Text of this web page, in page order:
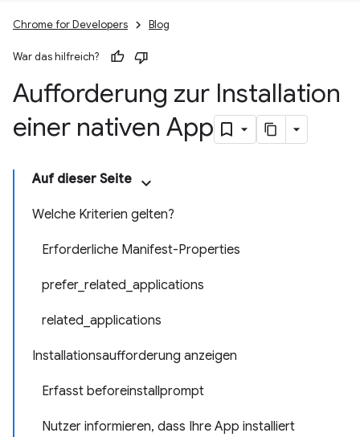
Chrome for Developers Blog
War das hilfreich?
Aufforderung zur Installation
einer nativen App
Auf dieser Seite
Welche Kriterien gelten?
Erforderliche Manifest-Properties
prefer_related_applications
related_applications
Installationsaufforderung anzeigen
Erfasst beforeinstallprompt
Nutzer informieren, dass Ihre App installiert